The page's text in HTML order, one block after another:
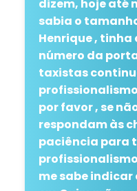
dizem, hoje até
sabia o
Henrique , tinha
número da
taxistas
por favor , se
respondam às
paciência para
me sabe